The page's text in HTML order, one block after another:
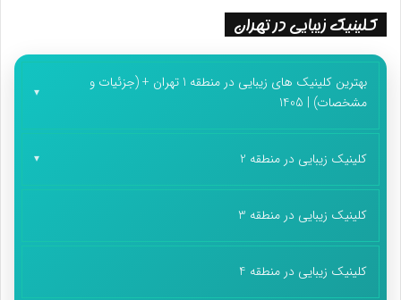
کلینیک زیبایی در تهران
بهترین کلینیک های زیبایی در منطقه 1 تهران + (جزئیات و
مشخصات) | 1405
کلینیک زیبایی در منطقه 2
کلینیک زیبایی در منطقه 3
کلینیک زیبایی در منطقه 4